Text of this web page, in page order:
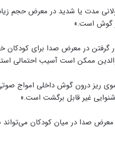
مدت یا شدید در معرض حجم
گوش است.»
گرفتن در معرض صدا برای کودکان
ممکن است آسیب احتمالی
ریز درون گوش داخلی امواج
غیر قابل برگشت است.»
در معرض صدا در میان کودکان